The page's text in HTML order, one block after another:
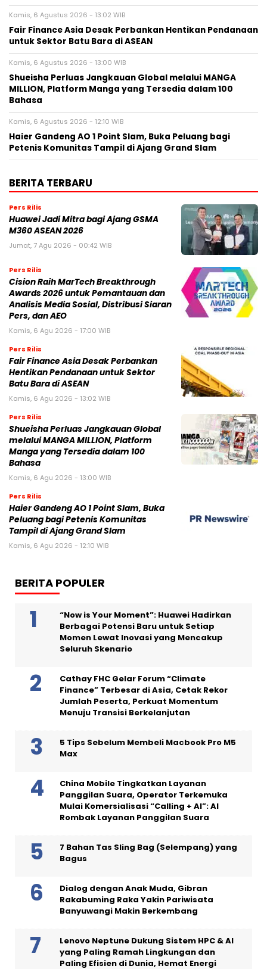
Kamis, 6 Agustus 2026 - 13:02 WIB
Fair Finance Asia Desak Perbankan Hentikan Pendanaan
untuk Sektor Batu Bara di ASEAN
Kamis, 6 Agustus 2026 - 13:00 WIB
Shueisha Perluas Jangkauan Global melalui MANGA
MILLION, Platform Manga yang Tersedia dalam 100
Bahasa
Kamis, 6 Agustus 2026 - 12:10 WIB
Haier Gandeng AO 1 Point Slam, Buka Peluang bagi
Petenis Komunitas Tampil di Ajang Grand Slam
BERITA TERBARU
Pers Rilis
Huawei Jadi Mitra bagi Ajang GSMA
M360 ASEAN 2026
Jumat, 7 Agu 2026 - 00:42 WIB
Pers Rilis
Cision Raih MarTech Breakthrough
Awards 2026 untuk Pemantauan dan
Analisis Media Sosial, Distribusi Siaran
Pers, dan AEO
Kamis, 6 Agu 2026 - 17:00 WIB
Pers Rilis
Fair Finance Asia Desak Perbankan
Hentikan Pendanaan untuk Sektor
Batu Bara di ASEAN
Kamis, 6 Agu 2026 - 13:02 WIB
Pers Rilis
Shueisha Perluas Jangkauan Global
melalui MANGA MILLION, Platform
Manga yang Tersedia dalam 100
Bahasa
Kamis, 6 Agu 2026 - 13:00 WIB
Pers Rilis
Haier Gandeng AO 1 Point Slam, Buka
Peluang bagi Petenis Komunitas
Tampil di Ajang Grand Slam
Kamis, 6 Agu 2026 - 12:10 WIB
BERITA POPULER
“Now is Your Moment”: Huawei Hadirkan
Berbagai Potensi Baru untuk Setiap
Momen Lewat Inovasi yang Mencakup
Seluruh Skenario
Cathay FHC Gelar Forum “Climate
Finance” Terbesar di Asia, Cetak Rekor
Jumlah Peserta, Perkuat Momentum
Menuju Transisi Berkelanjutan
5 Tips Sebelum Membeli Macbook Pro M5
Max
China Mobile Tingkatkan Layanan
Panggilan Suara, Operator Terkemuka
Mulai Komersialisasi “Calling + AI”: AI
Rombak Layanan Panggilan Suara
7 Bahan Tas Sling Bag (Selempang) yang
Bagus
Dialog dengan Anak Muda, Gibran
Rakabuming Raka Yakin Pariwisata
Banyuwangi Makin Berkembang
Lenovo Neptune Dukung Sistem HPC & AI
yang Paling Ramah Lingkungan dan
Paling Efisien di Dunia, Hemat Energi